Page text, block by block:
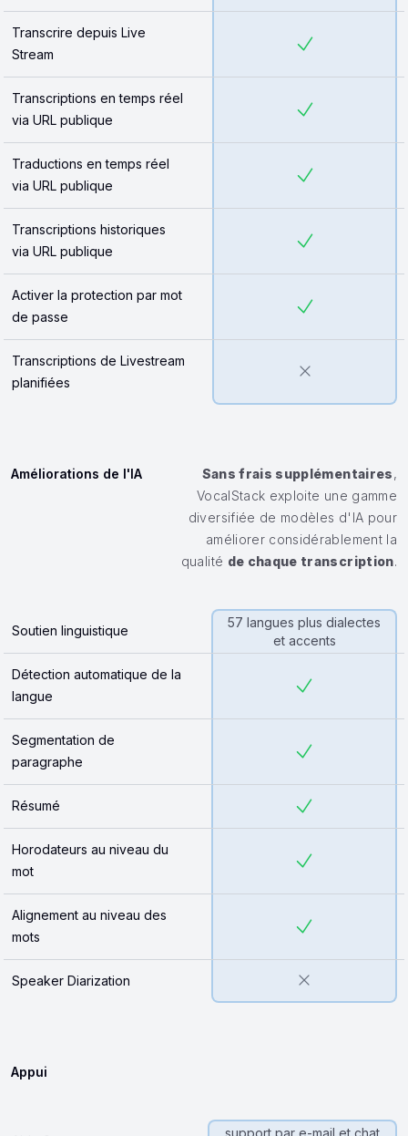
Transcrire depuis Live
Stream
Transcriptions en temps réel
via URL publique
Traductions en temps réel
via URL publique
Transcriptions historiques
via URL publique
Activer la protection par mot
de passe
Transcriptions de Livestream
planifiées
Améliorations de l'IA Sans frais supplémentaires,
VocalStack exploite une gamme
diversifiée de modèles d'IA pour
améliorer considérablement la
qualité de chaque transcription.
Soutien linguistique
57 langues plus dialectes
et accents
Détection automatique de la
langue
Segmentation de
paragraphe
Résumé
Horodateurs au niveau du
mot
Alignement au niveau des
mots
Speaker Diarization
Appui
support par e-mail et chat